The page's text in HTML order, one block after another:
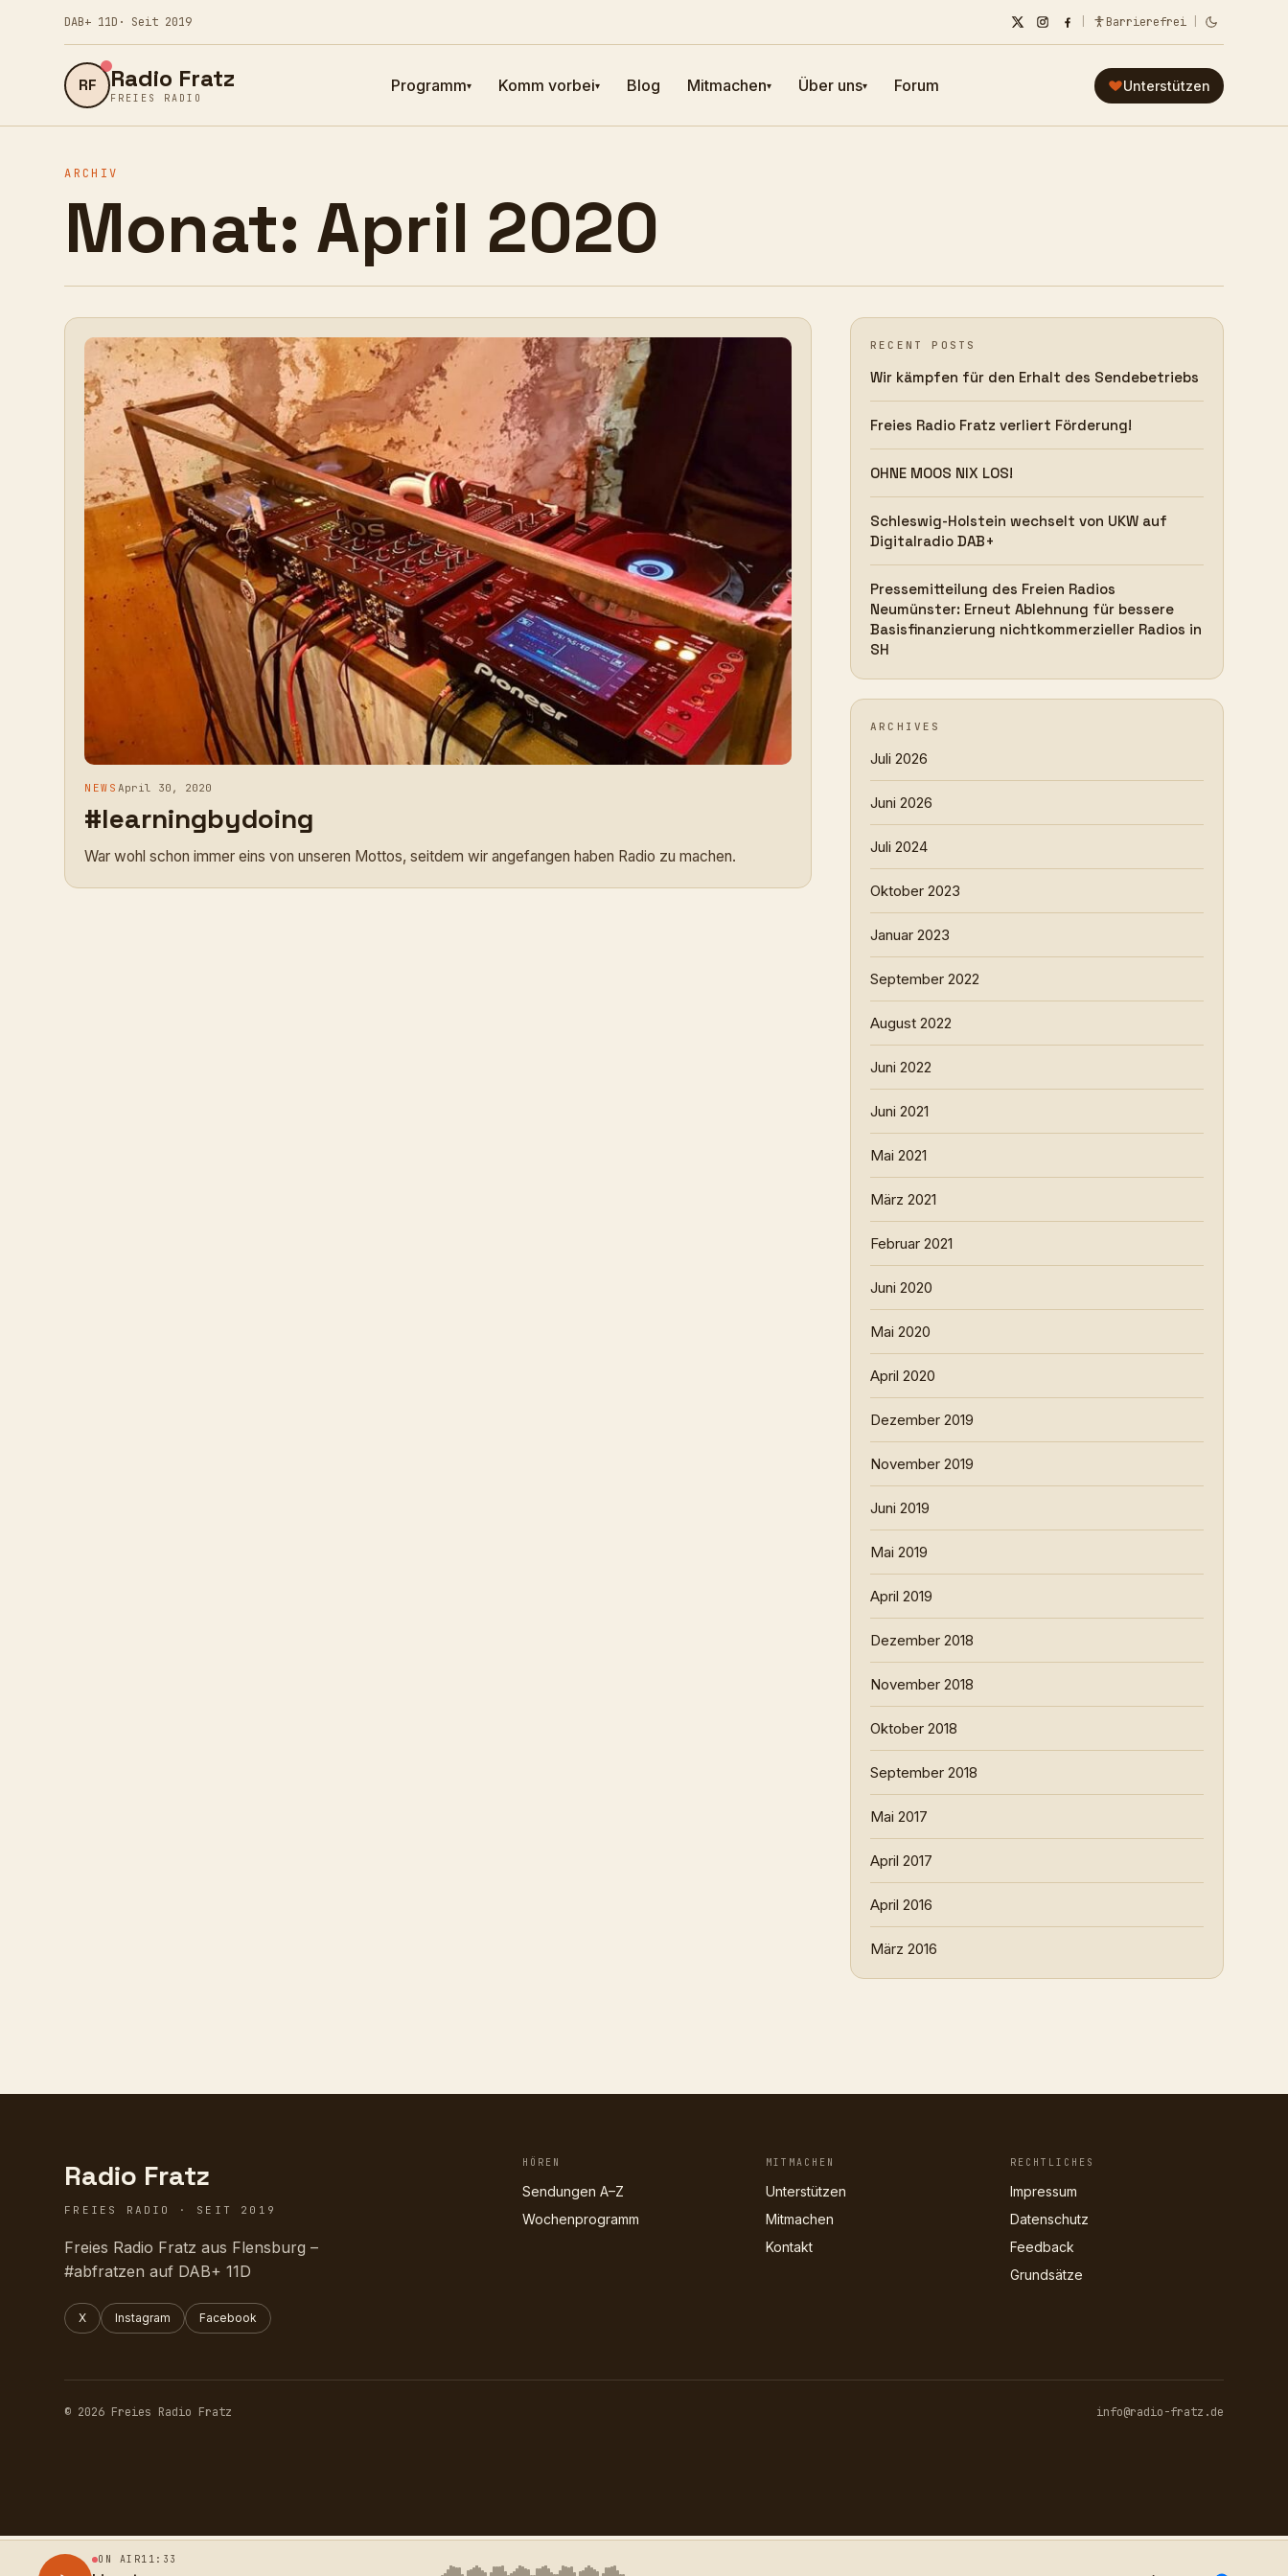
DAB+ 11D · Seit 2019 Barrierefrei
RF Radio Fratz
FREIES RADIO
Programm▾ Komm vorbei▾ Blog Mitmachen▾ Über uns▾ Forum Unterstützen
ARCHIV
Monat: April 2020
NEWS April 30, 2020
#learningbydoing
War wohl schon immer eins von unseren Mottos, seitdem wir angefangen haben Radio zu machen.
RECENT POSTS
Wir kämpfen für den Erhalt des Sendebetriebs
Freies Radio Fratz verliert Förderung!
OHNE MOOS NIX LOS!
Schleswig-Holstein wechselt von UKW auf
Digitalradio DAB+
Pressemitteilung des Freien Radios
Neumünster: Erneut Ablehnung für bessere
Basisfinanzierung nichtkommerzieller Radios in
SH
ARCHIVES
Juli 2026
Juni 2026
Juli 2024
Oktober 2023
Januar 2023
September 2022
August 2022
Juni 2022
Juni 2021
Mai 2021
März 2021
Februar 2021
Juni 2020
Mai 2020
April 2020
Dezember 2019
November 2019
Juni 2019
Mai 2019
April 2019
Dezember 2018
November 2018
Oktober 2018
September 2018
Mai 2017
April 2017
April 2016
März 2016
Radio Fratz
FREIES RADIO · SEIT 2019
Freies Radio Fratz aus Flensburg –
#abfratzen auf DAB+ 11D
X Instagram Facebook
HÖREN
Sendungen A–Z
Wochenprogramm
MITMACHEN
Unterstützen
Mitmachen
Kontakt
RECHTLICHES
Impressum
Datenschutz
Feedback
Grundsätze
© 2026 Freies Radio Fratz info@radio-fratz.de
ON AIR11:33